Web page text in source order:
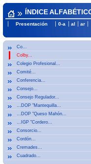
ÍNDICE
Presentación 0-a al ar
Co...
Colby...
Colegio Profesional...
Comité...
Conferencia...
Consejo...
Consejo Regulador...
…DOP "Mantequilla...
…DOP "Queso Mahón...
…IGP "Cordero...
Consorcio...
Cordón...
Cremades...
Cuadrado...